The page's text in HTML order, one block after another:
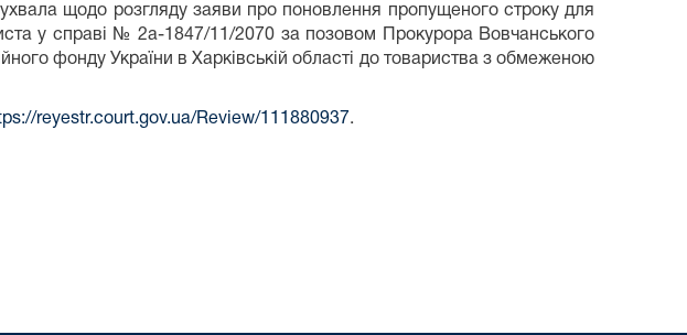
щодо розгляду заяви про поновлення пропущеного строку для
у справі № 2а-1847/11/2070 за позовом Прокурора Вовчанського
фонду України в Харківській області до товариства з обмеженою
reyestr.court.gov.ua/Review/111880937.